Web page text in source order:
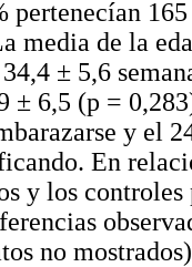
pertenecían
media de la
± 5,6
± 6,5 (p =
y el
En
y los
no